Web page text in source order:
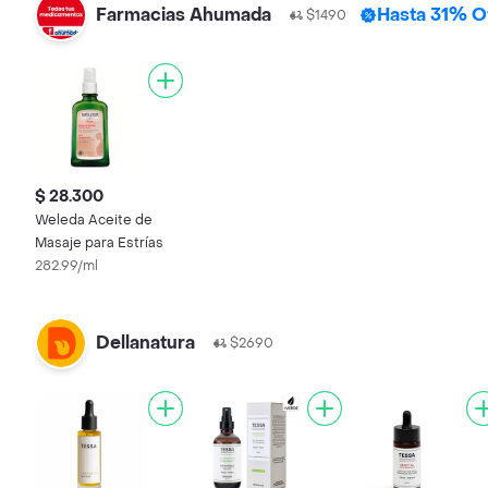
Farmacias Ahumada $1490 Hasta 31%
$ 28.300
Weleda Aceite de
Masaje para Estrías
282.99/ml
Dellanatura $2690